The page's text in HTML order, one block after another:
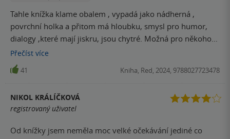
Tahle knížka klame obalem , vypadá jako nádherná ,
povrchní holka a přitom má hloubku, smysl pro humor,
dialogy ,které mají jiskru, jsou chytré. Možná pro někoho
bude moc úvah, pocitů, bolesti ,ale emoce jsou tu jako
Přečíst více
41 Kniha, Red, 2024, 9788027723478
NIKOL KRÁLÍČKOVÁ
registrovaný uživatel
Od knížky jsem neměla moc velké očekávání jediné co